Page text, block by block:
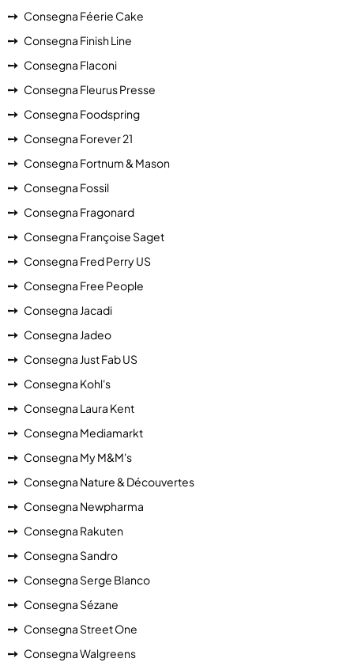
Consegna Féerie Cake
Consegna Finish Line
Consegna Flaconi
Consegna Fleurus Presse
Consegna Foodspring
Consegna Forever 21
Consegna Fortnum & Mason
Consegna Fossil
Consegna Fragonard
Consegna Françoise Saget
Consegna Fred Perry US
Consegna Free People
Consegna Jacadi
Consegna Jadeo
Consegna Just Fab US
Consegna Kohl's
Consegna Laura Kent
Consegna Mediamarkt
Consegna My M&M's
Consegna Nature & Découvertes
Consegna Newpharma
Consegna Rakuten
Consegna Sandro
Consegna Serge Blanco
Consegna Sézane
Consegna Street One
Consegna Walgreens